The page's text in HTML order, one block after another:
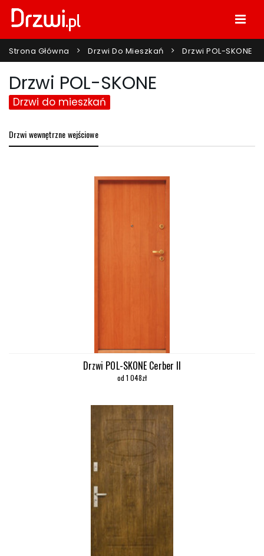
Strona Główna Drzwi Do Mieszkań Drzwi POL-SKONE
Drzwi POL-SKONE
Drzwi do mieszkań
Drzwi wewnętrzne wejściowe
Drzwi POL-SKONE Cerber II
od 1 048zł